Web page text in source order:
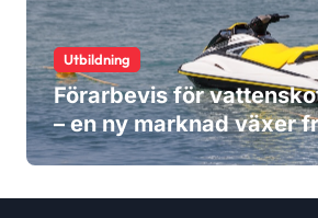
Utbildning
Förarbevis för
– en ny marknad växer